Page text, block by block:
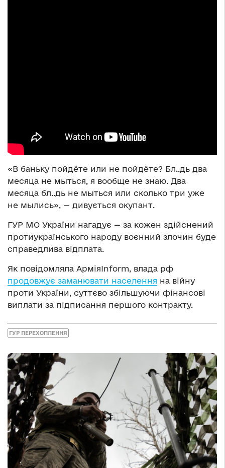
«В баньку пойдёте или не пойдёте? Бл..дь два
месяца не мыться, я вообще не знаю. Два
месяца бл..дь не мыться или сколько три уже
не мылись», — дивується окупант.
ГУР МО України нагадує — за кожен здійснений
протиукраїнського народу воєнний злочин буде
справедлива відплата.
Як повідомляла АрміяInform, влада рф
продовжує заманювати населення на війну
проти України, суттєво збільшуючи фінансові
виплати за підписання першого контракту.
ГУР ПЕРЕХОПЛЕННЯ